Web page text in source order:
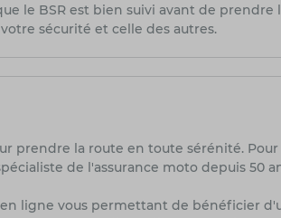
le BSR est bien suivi avant de
sécurité et celle des autres.
prendre la route en toute sérénité.
de l'assurance moto depuis 50
ligne vous permettant de bénéficier